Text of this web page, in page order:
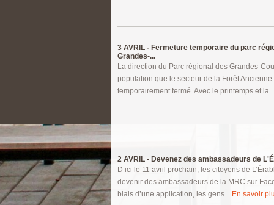
3 AVRIL - Fermeture temporaire du parc
Grandes-...
La direction du Parc régional des Grandes-
population que le secteur de la Forêt Ancienne
temporairement fermé. Avec le printemps et la...
2 AVRIL - Devenez des ambassadeurs de
D’ici le 11 avril prochain, les citoyens de
devenir des ambassadeurs de la MRC sur
biais d’une application, les gens... En savoir